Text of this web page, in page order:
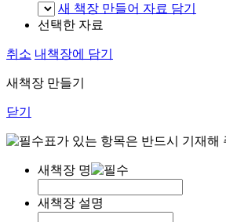
새 책장 만들어 자료 담기
선택한 자료
취소 내책장에 담기
새책장 만들기
닫기
표가 있는 항목은 반드시 기재해
새책장 명
새책장 설명